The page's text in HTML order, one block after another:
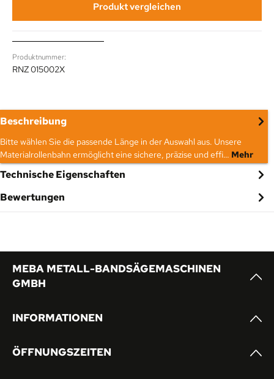
Produkt vergleichen
Produktnummer:
RNZ 015002X
Beschreibung
Bitte wählen Sie die passende Länge in der Auswahl aus. Unsere
Materialrollenbahn ermöglicht eine sichere, präzise und effi… Mehr
Technische Eigenschaften
Bewertungen
MEBA METALL-BANDSÄGEMASCHINEN
GMBH
INFORMATIONEN
ÖFFNUNGSZEITEN